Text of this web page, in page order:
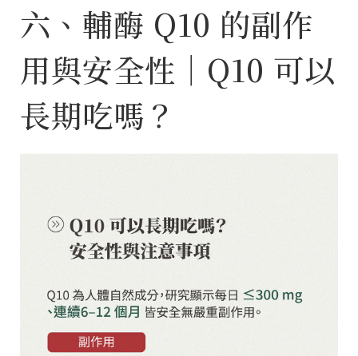
六、輔酶 Q10 的副作
用與安全性｜Q10 可以
長期吃嗎？